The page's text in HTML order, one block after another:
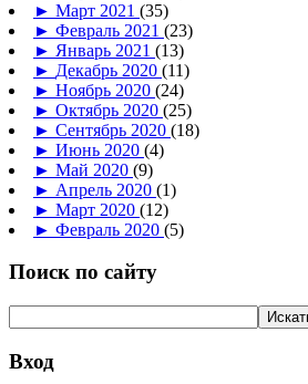
► Март 2021 (35)
► Февраль 2021 (23)
► Январь 2021 (13)
► Декабрь 2020 (11)
► Ноябрь 2020 (24)
► Октябрь 2020 (25)
► Сентябрь 2020 (18)
► Июнь 2020 (4)
► Май 2020 (9)
► Апрель 2020 (1)
► Март 2020 (12)
► Февраль 2020 (5)
Поиск по сайту
Вход